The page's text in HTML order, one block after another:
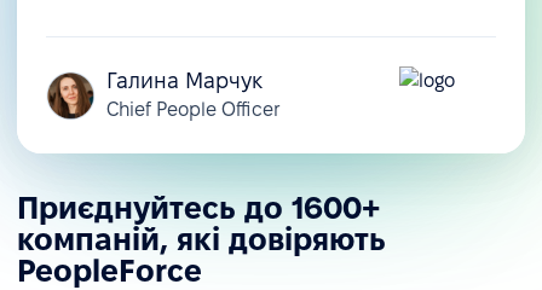
Галина Марчук
Chief People Officer
Приєднуйтесь до 1600+
компаній, які довіряють
PeopleForce